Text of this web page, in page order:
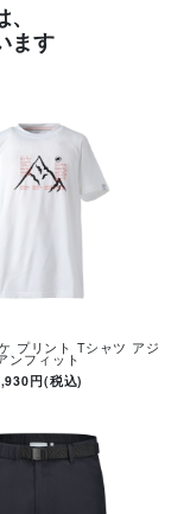
ます
プリント Tシャツ アジ
ンフィット
円(税込)